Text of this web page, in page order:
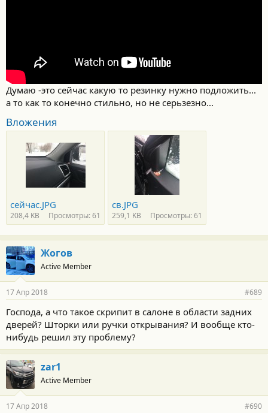
Думаю -это сейчас какую то резинку нужно подложить...
а то как то конечно стильно, но не серьзезно...
Вложения
сейчас.JPG
208,4 KB Просмотры: 61
св.JPG
259,1 KB Просмотры: 61
Жогов
Active Member
17 Апр 2018 #689
Господа, а что такое скрипит в салоне в области задних
дверей? Шторки или ручки открывания? И вообще кто-
нибудь решил эту проблему?
zar1
Active Member
17 Апр 2018 #690